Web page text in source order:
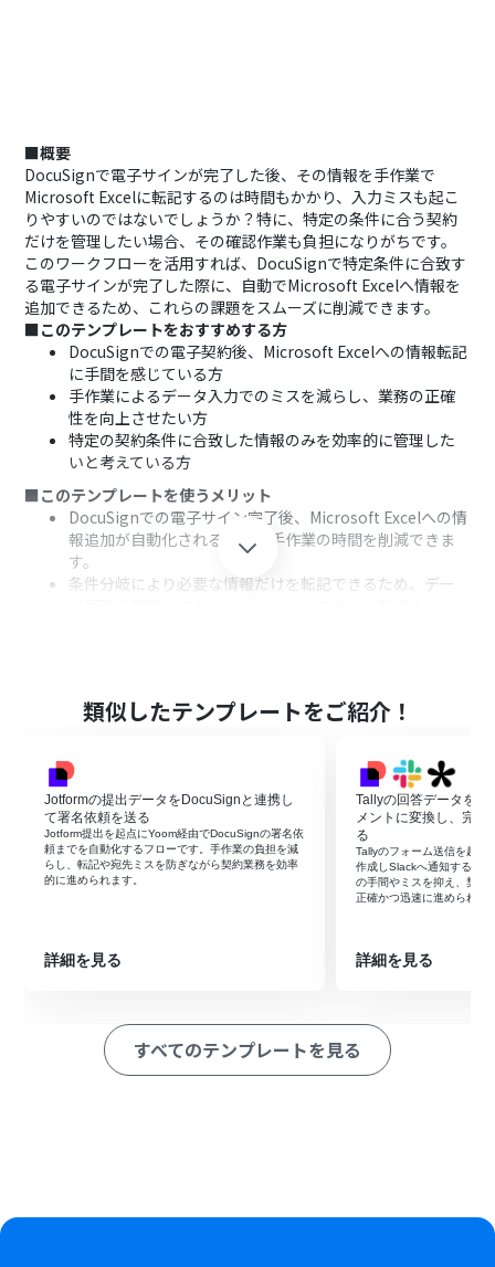
■概要
DocuSignで電子サインが完了した後、その情報を手作業で
Microsoft Excelに転記するのは時間もかかり、入力ミスも起こ
りやすいのではないでしょうか？特に、特定の条件に合う契約
だけを管理したい場合、その確認作業も負担になりがちです。
このワークフローを活用すれば、DocuSignで特定条件に合致す
る電子サインが完了した際に、自動でMicrosoft Excelへ情報を
追加できるため、これらの課題をスムーズに削減できます。
■このテンプレートをおすすめする方
DocuSignでの電子契約後、Microsoft Excelへの情報転記
に手間を感じている方
手作業によるデータ入力でのミスを減らし、業務の正確
性を向上させたい方
特定の契約条件に合致した情報のみを効率的に管理した
いと考えている方
■このテンプレートを使うメリット
DocuSignでの電子サイン完了後、Microsoft Excelへの情
報追加が自動化されるため、手作業の時間を削減できま
す。
条件分岐により必要な情報だけを転記できるため、デー
次に、トリガーとしてDocuSignを選択し、「エンベロー
プが完了したら」というアクションを設定します。
ープの書類情報を取得する」アクションを設定し、完了し
たエンベロープの詳細情報を取得します。
その後、オペレーションで「分岐機能」を設定し、取得
したエンベロープ情報の中から特定の条件に合致する場合
のみ、次の処理に進むように設定します。
最後に、オペレーションでMicrosoft Excelの「レコード
を追加する」アクションを設定し、条件に合致したエンベ
※「トリガー」：フロー起動のきっかけとなるアクション、「オ
■このワークフローのカスタムポイント
DocuSignのトリガー設定後、続くオペレーションの「分
岐機能」では、エンベロープ情報（契約者名、契約日、契
類似したテンプレートをご紹介！
Jotformの提出データをDocuSignと連携し
て署名依頼を送る
Jotform提出を起点にYoom経由でDocuSignの署名依
頼までを自動化するフローです。手作業の負担を減
らし、転記や宛先ミスを防ぎながら契約業務を効率
的に進められます。
詳細を見る
Tallyの回答データを
メントに変換し、完了
る
Tallyのフォーム送信を起点
作成しSlackへ通知する
の手間やミスを抑え、契約
正確かつ迅速に進められま
詳細を見る
すべてのテンプレートを見る